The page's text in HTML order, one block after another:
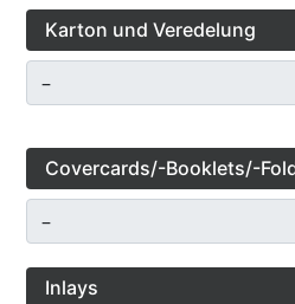
Karton und Veredelung
Covercards/-Booklets/-
Inlays